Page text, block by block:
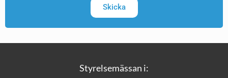
Skicka
Styrelsemässan i: